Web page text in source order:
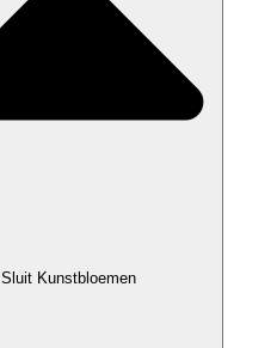
Sluit Kunstbloemen